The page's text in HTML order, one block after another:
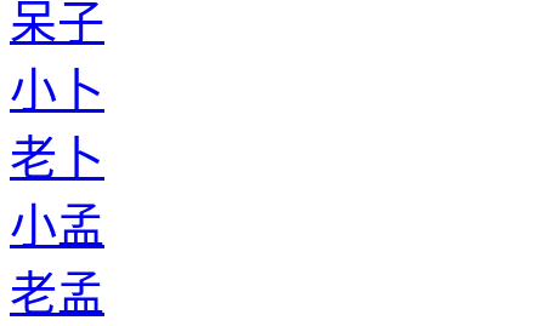
呆子
小卜
老卜
小孟
老孟